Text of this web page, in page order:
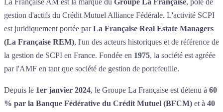
La Française AM est la marque du Groupe La Française, pôle de
gestion d'actifs du Crédit Mutuel Alliance Fédérale. L'activité SCPI
est juridiquement portée parLa Française Real Estate Managers
(La Française REM), l'un des acteurs historiques et de référence de
la gestion de SCPI en France. Fondée en 1975, la société est agréée
par l'AMF en tant que société de gestion de portefeuille.
Depuis le 1er janvier 2024, le Groupe La Française est détenu à 60
% par la Banque Fédérative du Crédit Mutuel (BFCM) et à 40